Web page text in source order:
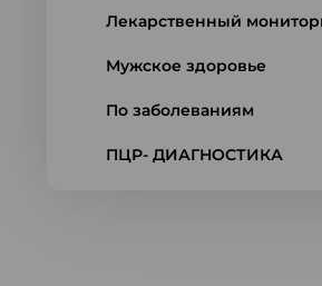
Лекарственный
Мужское здоровье
По заболеваниям
ПЦР- ДИАГНОСТИКА